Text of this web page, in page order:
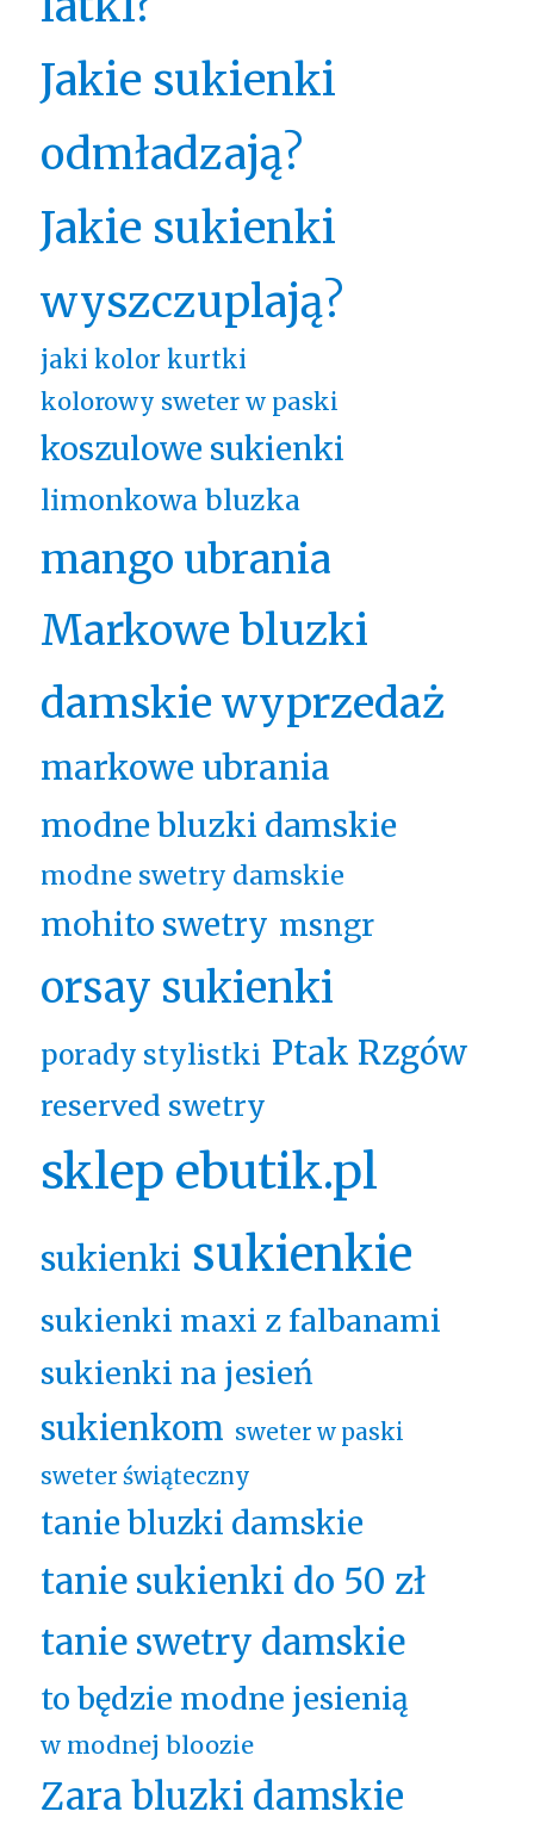
Jakie sukienki
odmładzają?
Jakie sukienki
wyszczuplają?
jaki kolor kurtki
kolorowy sweter w paski
koszulowe sukienki
limonkowa bluzka
mango ubrania
Markowe bluzki
damskie wyprzedaż
markowe ubrania
modne bluzki damskie
modne swetry damskie
mohito swetry msngr
orsay sukienki
porady stylistki Ptak Rzgów
reserved swetry
sklep ebutik.pl
sukienki sukienkie
sukienki maxi z falbanami
sukienki na jesień
sukienkom sweter w paski
sweter świąteczny
tanie bluzki damskie
tanie sukienki do 50 zł
tanie swetry damskie
to będzie modne jesienią
w modnej bloozie
Zara bluzki damskie